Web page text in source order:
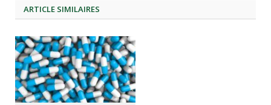
ARTICLE SIMILAIRES